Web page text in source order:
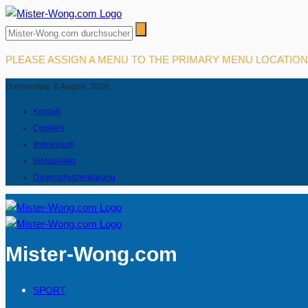
PLEASE ASSIGN A MENU TO THE PRIMARY MENU
Donnerstag, 6 August, 2026
Kontakt
Cookies
Impressum
Bildquellen
Datenschutzerklärung
Mister-Wong.com
SPORT